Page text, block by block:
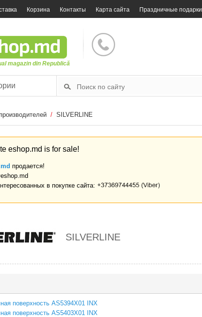
Корзина Контакты Карта сайта Праздничные подарки
magazin din Republică
/ SILVERLINE
eshop.md is for sale!
продается!
в покупке сайта:
SILVERLINE
поверхность AS5394X01 INX
поверхность AS5403X01 INX